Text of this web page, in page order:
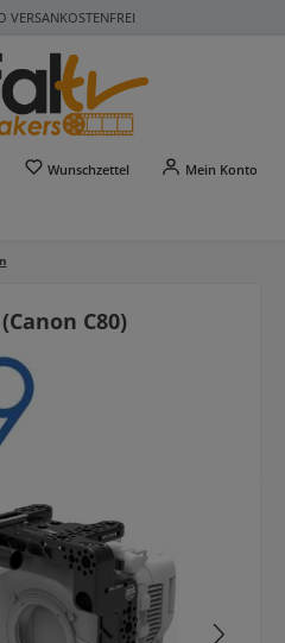
VERSANKOSTENFREI
Wunschzettel Du hast 0 Produkte auf
Mein Konto
C80)